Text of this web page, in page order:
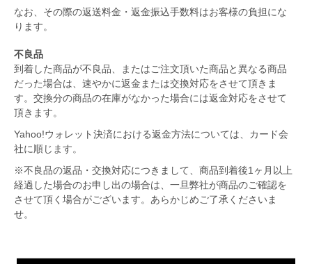
なお、その際の返送料金・返金振込手数料はお客様の負担にな
ります。
不良品
到着した商品が不良品、またはご注文頂いた商品と異なる商品
だった場合は、速やかに返金または交換対応をさせて頂きま
す。交換分の商品の在庫がなかった場合には返金対応をさせて
頂きます。
Yahoo!ウォレット決済における返金方法については、カード会
社に順じます。
※不良品の返品・交換対応につきまして、商品到着後1ヶ月以上
経過した場合のお申し出の場合は、一旦弊社が商品のご確認を
させて頂く場合がございます。あらかじめご了承くださいま
せ。